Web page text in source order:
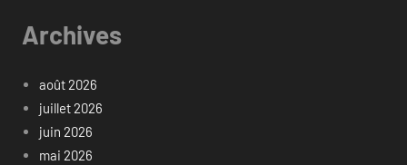
Archives
août 2026
juillet 2026
juin 2026
mai 2026